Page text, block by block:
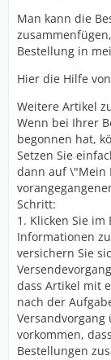
Man kann die
Bestellung in
Hier die Hilfe
Weitere Artikel
Wenn bei Ihrer
begonnen hat,
Setzen Sie
dann auf \"Mein
Schritt:
1. Klicken Sie
Informationen
versichern Sie
dass Artikel mit
nach der
Versandvorgang
vorkommen,
Bestellungen